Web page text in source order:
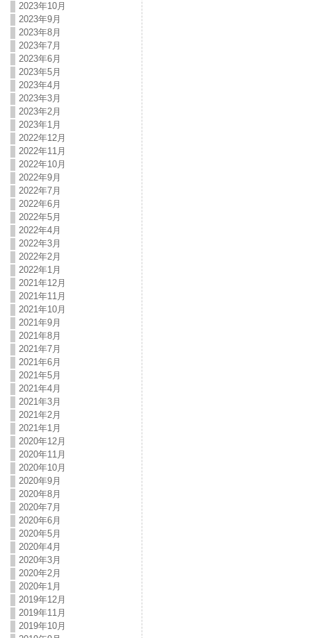
2023年10月
2023年9月
2023年8月
2023年7月
2023年6月
2023年5月
2023年4月
2023年3月
2023年2月
2023年1月
2022年12月
2022年11月
2022年10月
2022年9月
2022年7月
2022年6月
2022年5月
2022年4月
2022年3月
2022年2月
2022年1月
2021年12月
2021年11月
2021年10月
2021年9月
2021年8月
2021年7月
2021年6月
2021年5月
2021年4月
2021年3月
2021年2月
2021年1月
2020年12月
2020年11月
2020年10月
2020年9月
2020年8月
2020年7月
2020年6月
2020年5月
2020年4月
2020年3月
2020年2月
2020年1月
2019年12月
2019年11月
2019年10月